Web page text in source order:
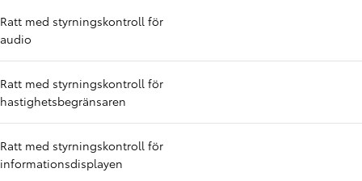
Ratt med styrningskontroll för
audio
Ratt med styrningskontroll för
hastighetsbegränsaren
Ratt med styrningskontroll för
informationsdisplayen